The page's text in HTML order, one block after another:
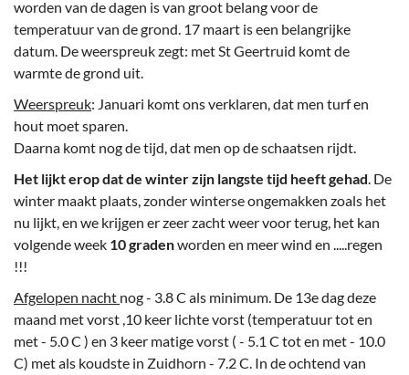
worden van de dagen is van groot belang voor de
temperatuur van de grond. 17 maart is een belangrijke
datum. De weerspreuk zegt: met St Geertruid komt de
warmte de grond uit.
Weerspreuk: Januari komt ons verklaren, dat men turf en
hout moet sparen.
Daarna komt nog de tijd, dat men op de schaatsen rijdt.
Het lijkt erop dat de winter zijn langste tijd heeft gehad. De
winter maakt plaats, zonder winterse ongemakken zoals het
nu lijkt, en we krijgen er zeer zacht weer voor terug, het kan
volgende week 10 gradenworden en meer wind en .....regen
!!!
Afgelopen nacht nog - 3.8 C als minimum. De 13e dag deze
maand met vorst ,10 keer lichte vorst (temperatuur tot en
met - 5.0 C ) en 3 keer matige vorst ( - 5.1 C tot en met - 10.0
C) met als koudste in Zuidhorn - 7.2 C. In de ochtend van